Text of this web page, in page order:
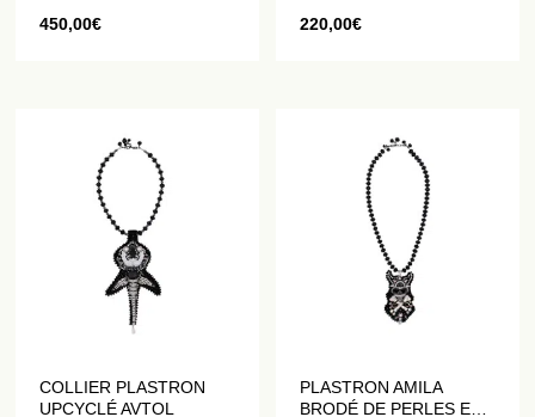
450,00€
220,00€
COLLIER PLASTRON
UPCYCLÉ AVTOL
PLASTRON AMILA
BRODÉ DE PERLES ET